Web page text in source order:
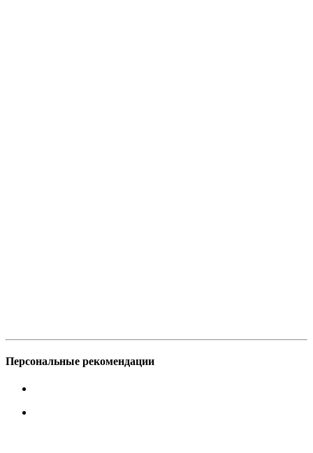
Персональные рекомендации